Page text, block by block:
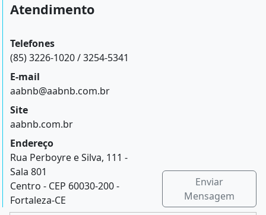
Atendimento
Telefones
(85) 3226-1020 / 3254-5341
E-mail
aabnb@aabnb.com.br
Site
aabnb.com.br
Endereço
Rua Perboyre e Silva, 111 -
Sala 801
Centro - CEP 60030-200 -
Fortaleza-CE
Enviar
Mensagem